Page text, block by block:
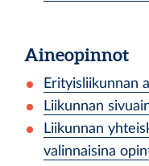
Aineopinnot
Erityisliikunnan
Liikunnan
Liikunnan
valinnaisina